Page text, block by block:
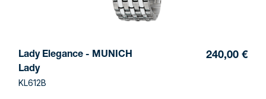
Lady Elegance - MUNICH
Lady
KL612B
240,00 €